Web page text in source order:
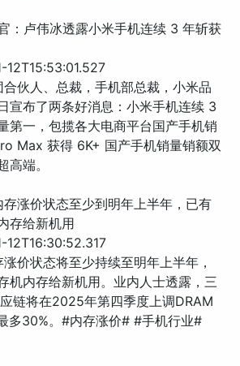
：卢伟冰透露小米手机连续 3 年斩获
12T15:53:01.527
伙人、总裁，手机部总裁，小米品
宣布了两条好消息：小米手机连续 3
第一，包揽各大电商平台国产手机销
Max 获得 6K+ 国产手机销量销额双
高端。
涨价状态至少到明年上半年，已有
存给新机用
12T16:30:52.317
价状态将至少持续至明年上半年，
机内存给新机用。业内人士透露，三
链将在2025年第四季度上调DRAM
多30%。#内存涨价# #手机行业#